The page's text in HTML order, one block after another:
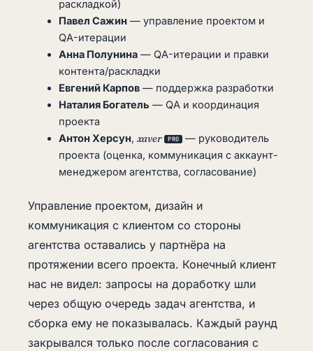
раскладкой)
Павел Сажин— управление проектом и
QA-итерации
Анна Полунина— QA-итерации и правки
контента/раскладки
Евгений Карпов— поддержка разработки
Наталия Богатель — QA и координация
проекта
Антон Херсун, xaver PRO
— руководитель
проекта (оценка, коммуникация с аккаунт-
менеджером агентства, согласование)
Управление проектом, дизайн и
коммуникация с клиентом со стороны
агентства оставались у партнёра на
протяжении всего проекта. Конечный клиент
нас не видел: запросы на доработку шли
через общую очередь задач агентства, и
сборка ему не показывалась. Каждый раунд
закрывался только после согласования с